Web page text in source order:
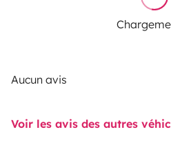
Aucun avis
Voir les avis des autres